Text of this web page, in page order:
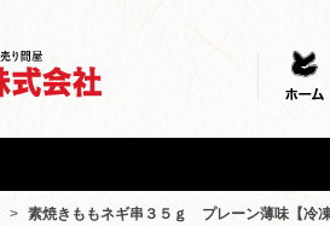
> 素焼きももネギ串３５ｇ プレーン薄味【冷